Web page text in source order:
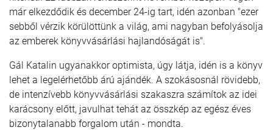
már elkezdődik és december 24-ig tart, idén azonban "ezer
sebből vérzik körülöttünk a világ, ami nagyban befolyásolja
az emberek könyvvásárlási hajlandóságát is".
Gál Katalin ugyanakkor optimista, úgy látja, idén is a könyv
lehet a legelérhetőbb árú ajándék. A szokásosnál rövidebb,
de intenzívebb könyvvásárlási szakaszra számítok az idei
karácsony előtt, javulhat tehát az összkép az egész éves
bizonytalanabb forgalom után - mondta.